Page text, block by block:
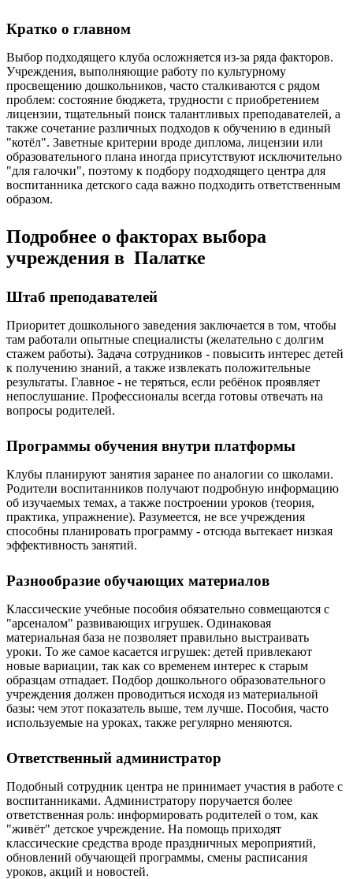
Кратко о главном
Выбор подходящего клуба осложняется из-за ряда факторов.
Учреждения, выполняющие работу по культурному
просвещению дошкольников, часто сталкиваются с рядом
проблем: состояние бюджета, трудности с приобретением
лицензии, тщательный поиск талантливых преподавателей, а
также сочетание различных подходов к обучению в единый
"котёл". Заветные критерии вроде диплома, лицензии или
образовательного плана иногда присутствуют исключительно
"для галочки", поэтому к подбору подходящего центра для
воспитанника детского сада важно подходить ответственным
образом.
Подробнее о факторах выбора
учреждения в Палатке
Штаб преподавателей
Приоритет дошкольного заведения заключается в том, чтобы
там работали опытные специалисты (желательно с долгим
стажем работы). Задача сотрудников - повысить интерес детей
к получению знаний, а также извлекать положительные
результаты. Главное - не теряться, если ребёнок проявляет
непослушание. Профессионалы всегда готовы отвечать на
вопросы родителей.
Программы обучения внутри платформы
Клубы планируют занятия заранее по аналогии со школами.
Родители воспитанников получают подробную информацию
об изучаемых темах, а также построении уроков (теория,
практика, упражнение). Разумеется, не все учреждения
способны планировать программу - отсюда вытекает низкая
эффективность занятий.
Разнообразие обучающих материалов
Классические учебные пособия обязательно совмещаются с
"арсеналом" развивающих игрушек. Одинаковая
материальная база не позволяет правильно выстраивать
уроки. То же самое касается игрушек: детей привлекают
новые вариации, так как со временем интерес к старым
образцам отпадает. Подбор дошкольного образовательного
учреждения должен проводиться исходя из материальной
базы: чем этот показатель выше, тем лучше. Пособия, часто
используемые на уроках, также регулярно меняются.
Ответственный администратор
Подобный сотрудник центра не принимает участия в работе с
воспитанниками. Администратору поручается более
ответственная роль: информировать родителей о том, как
"живёт" детское учреждение. На помощь приходят
классические средства вроде праздничных мероприятий,
обновлений обучающей программы, смены расписания
уроков, акций и новостей.